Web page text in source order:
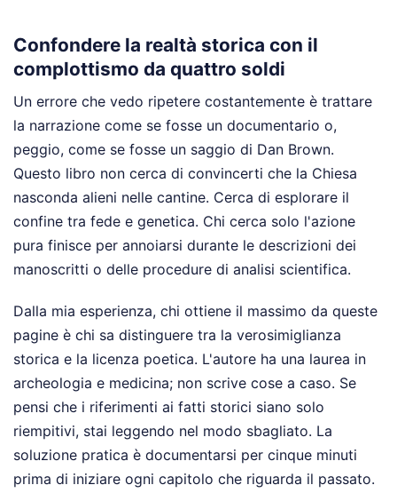
Confondere la realtà storica con il
complottismo da quattro soldi
Un errore che vedo ripetere costantemente è trattare
la narrazione come se fosse un documentario o,
peggio, come se fosse un saggio di Dan Brown.
Questo libro non cerca di convincerti che la Chiesa
nasconda alieni nelle cantine. Cerca di esplorare il
confine tra fede e genetica. Chi cerca solo l'azione
pura finisce per annoiarsi durante le descrizioni dei
manoscritti o delle procedure di analisi scientifica.
Dalla mia esperienza, chi ottiene il massimo da queste
pagine è chi sa distinguere tra la verosimiglianza
storica e la licenza poetica. L'autore ha una laurea in
archeologia e medicina; non scrive cose a caso. Se
pensi che i riferimenti ai fatti storici siano solo
riempitivi, stai leggendo nel modo sbagliato. La
soluzione pratica è documentarsi per cinque minuti
prima di iniziare ogni capitolo che riguarda il passato.